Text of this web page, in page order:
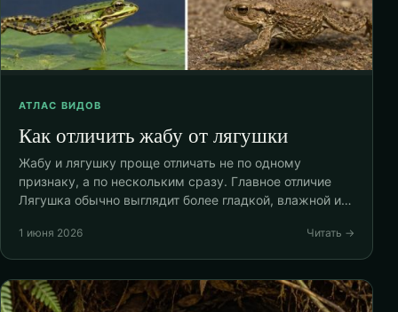
АТЛАС ВИДОВ
Как отличить жабу от лягушки
Жабу и лягушку проще отличать не по одному
признаку, а по нескольким сразу. Главное отличие
Лягушка обычно выглядит более гладкой, влажной и…
1 июня 2026 Читать →